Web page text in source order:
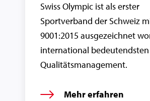
Swiss Olympic ist als erster
Sportverband der Schweiz
9001:2015 ausgezeichnet
international
Qualitätsmanagement.
Mehr erfahren